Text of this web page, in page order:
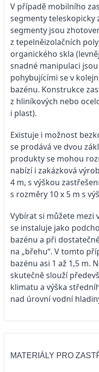
V případě mobilního
segmenty teleskopicky
segmenty jsou
z tepelněizolačních
organického skla
snadné manipulaci
pohybujícími se v
bazénu. Konstrukce
z hliníkových nebo
i plast).
Existuje i možnost
se prodává ve dvou
produkty se mohou
nabízí i zakázková
4 m, s výškou
s rozměry 10 x 5 m s
Vybírat si můžete mezi
se instaluje jako
bazénu a při
na „břehu“. V tomto
bazénu asi 1 až 1,5 m.
skutečně slouží
klimatu a výška
nad úrovní vodní
MATERIÁLY PRO